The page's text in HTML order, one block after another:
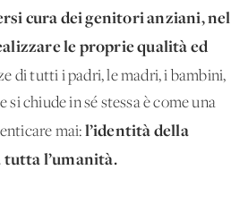
cura dei genitori anziani, nel
le proprie qualità ed
di tutti i padri, le madri, i bambini,
chiude in sé stessa è come una
mai: l’identità della
tutta l’umanità.